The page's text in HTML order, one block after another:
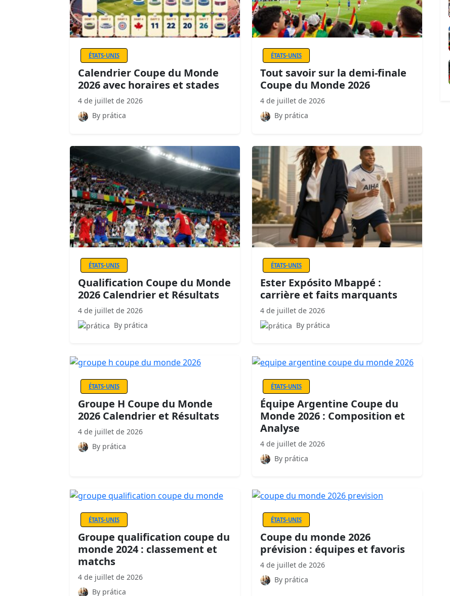
ÉTATS-UNIS
Calendrier Coupe du Monde
2026 avec horaires et stades
4 de juillet de 2026
By prática
ÉTATS-UNIS
Tout savoir sur la demi-finale
Coupe du Monde 2026
4 de juillet de 2026
By prática
ÉTATS-UNIS
Qualification Coupe du Monde
2026 Calendrier et Résultats
4 de juillet de 2026
By prática
ÉTATS-UNIS
Ester Expósito Mbappé :
carrière et faits marquants
4 de juillet de 2026
By prática
ÉTATS-UNIS
Groupe H Coupe du Monde
2026 Calendrier et Résultats
4 de juillet de 2026
By prática
ÉTATS-UNIS
Équipe Argentine Coupe du
Monde 2026 : Composition et
Analyse
4 de juillet de 2026
By prática
ÉTATS-UNIS
Groupe qualification coupe du
monde 2024 : classement et
matchs
4 de juillet de 2026
By prática
ÉTATS-UNIS
Coupe du monde 2026
prévision : équipes et favoris
4 de juillet de 2026
By prática